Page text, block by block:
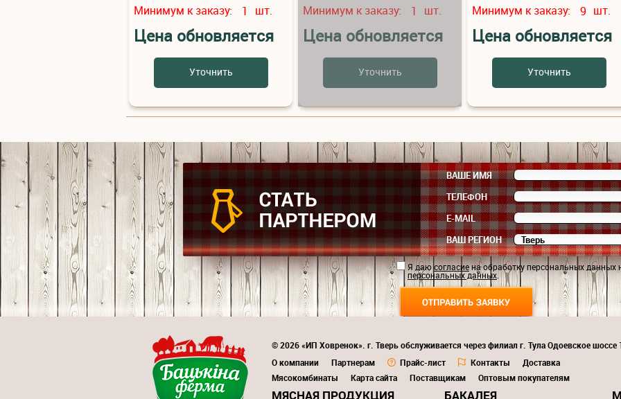
Минимум к заказу: 1 шт.
Цена обновляется
Уточнить
Минимум к заказу: 1 шт.
Цена обновляется
Уточнить
Минимум к заказу: 9 шт.
Цена обновляется
Уточнить
ВАШЕ ИМЯ
ТЕЛЕФОН
E-MAIL
ВАШ РЕГИОН
Я даюсогласиена обработку персональных данных
персональных данных.
© 2026 «ИП Ховренок». г. Тверь обслуживается через филиал г. Тула Одоевское
О компании
Партнерам Прайс-лист Контакты
Доставка
Мясокомбинаты
Карта сайта Поставщикам Оптовым покупателям
МЯСНАЯ ПРОДУКЦИЯ БАКАЛЕЯ